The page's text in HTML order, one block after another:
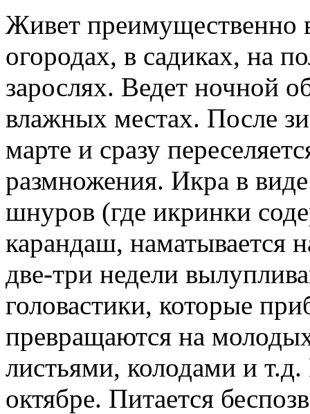
Живет преимущественно
огородах, в садиках, на
зарослях. Ведет ночной
влажных местах. После
марте и сразу
размножения. Икра в
шнуров (где икринки
карандаш, наматывается
две-три недели
головастики, которые
превращаются на
листьями, колодами и
октябре. Питается